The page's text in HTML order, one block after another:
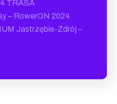
TRASA
– RowerON 2024
Jastrzębie-Zdrój –